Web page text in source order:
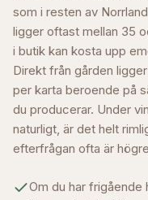
som i resten av
ligger oftast mellan 35
i butik kan kosta upp
Direkt från gården
per karta beroende på
du producerar. Under
naturligt, är det helt
efterfrågan ofta är
Om du har